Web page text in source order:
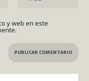
y web en este